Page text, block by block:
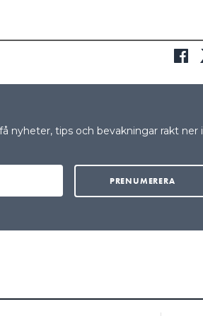
nyheter, tips och bevakningar rakt ner i